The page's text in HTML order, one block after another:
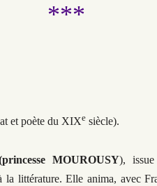
***
et poète du XIXe siècle).
MOUROUSY),
littérature. Elle anima, avec